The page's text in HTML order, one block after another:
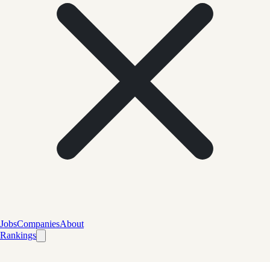
JobsCompaniesAbout
Rankings